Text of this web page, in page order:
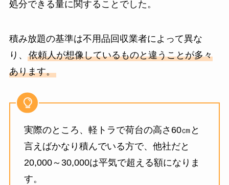
処分できる量に関することでした。
積み放題の基準は不用品回収業者によって異な
り、 依頼人が想像しているものと違うことが多々
あります。
実際のところ、軽トラで荷台の高さ60㎝と
言えばかなり積んでいる方で、他社だと
20,000～30,000は平気で超える額になりま
す。